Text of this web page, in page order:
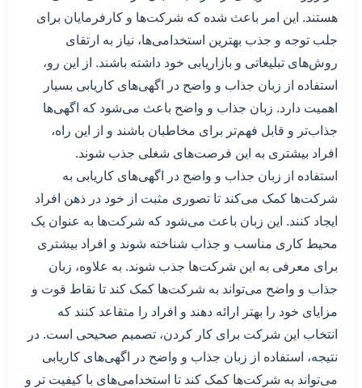
هستند. این امر باعث شده که شرکت‌ها و کارفرمایان برای
جلب توجه و جذب بهترین استخدامی‌ها، نیاز به ارتقای
روش‌های تبلیغاتی و بازاریابی خود داشته باشند. از این رو،
استفاده از زبان جذاب و واضح در اگهی‌های کاریابی بسیار
اهمیت دارد. زبان جذاب و واضح باعث می‌شود که اگهی‌ها
جذاب‌تر و قابل فهم‌تر برای مخاطبان باشند و از این راه،
افراد بیشتری به این فرصت‌های شغلی جذب شوند.
استفاده از زبان جذاب و واضح در اگهی‌های کاریابی به
شرکت‌ها کمک می‌کند تا تصوری مثبت از خود در ذهن افراد
ایجاد کنند. این زبان باعث می‌شود که شرکت‌ها به عنوان یک
محیط کاری مناسب و جذاب شناخته شوند و افراد بیشتری
برای معرفی به این شرکت‌ها جذب شوند. به علاوه، زبان
جذاب و واضح می‌تواند به شرکت‌ها کمک کند تا نقاط قوت و
مزایای خود را بهتر ارائه دهند و افراد را متقاعد کنند که
انتخاب این شرکت برای کار کردن، تصمیم صحیحی است. در
نتیجه، استفاده از زبان جذاب و واضح در اگهی‌های کاریابی
می‌تواند به شرکت‌ها کمک کند تا استخدامی‌های با کیفیت تر و